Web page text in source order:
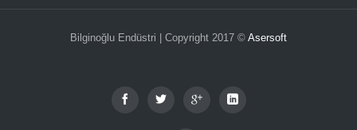
Bilginoğlu Endüstri | Copyright 2017 © Asersoft